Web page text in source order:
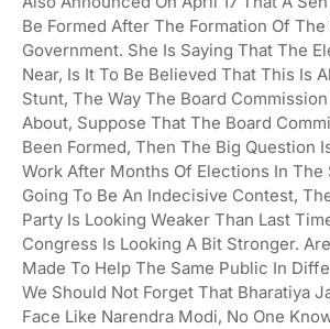
Be Formed After The Formation Of
Government. She Is Saying That The
Near, Is It To Be Believed That This Is
Stunt, The Way The Board
About, Suppose That The Board
Been Formed, Then The Big Question
Work After Months Of Elections In The
Going To Be An Indecisive Contest,
Party Is Looking Weaker Than Last
Congress Is Looking A Bit Stronger.
Made To Help The Same Public In
We Should Not Forget That Bharatiya
Face Like Narendra Modi, No One